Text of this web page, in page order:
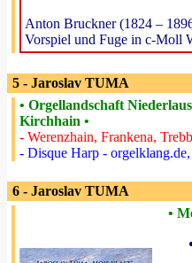
Anton Bruckner (1824 –
Vorspiel und Fuge in c-Moll
5 - Jaroslav TUMA
• Orgellandschaft
Kirchhain •
- Werenzhain, Frankena,
- Disque Harp - orgelklang.de,
6 - Jaroslav TUMA
•